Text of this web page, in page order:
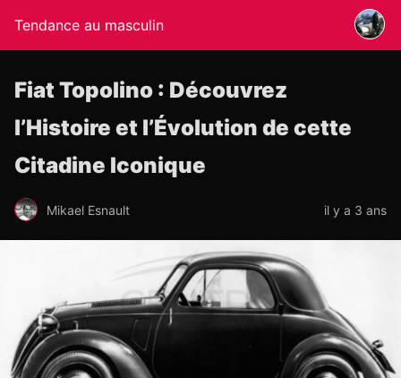
Tendance au masculin
Fiat Topolino : Découvrez
l’Histoire et l’Évolution de cette
Citadine Iconique
Mikael Esnault il y a 3 ans